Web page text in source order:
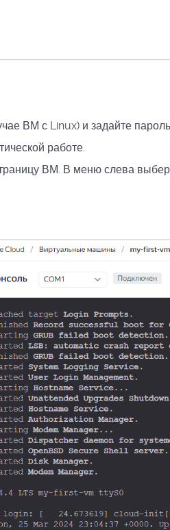
ВМ с Linux) и задайте
работе.
ВМ. В меню слева